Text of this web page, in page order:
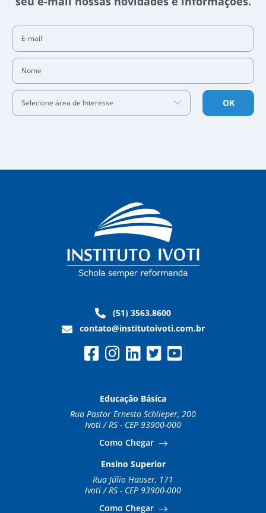
E-mail
Nome
Selecione área de Interesse OK
(51) 3563.8600
contato@institutoivoti.com.br
Educação Básica
Rua Pastor Ernesto Schlieper, 200
Ivoti / RS - CEP 93900-000
Como Chegar
Ensino Superior
Rua Júlio Hauser, 171
Ivoti / RS - CEP 93900-000
Como Chegar